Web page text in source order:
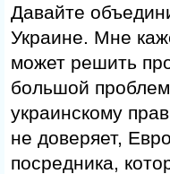
Давайте
Украине. Мне
может решить
большой
украинскому
не доверяет,
посредника,